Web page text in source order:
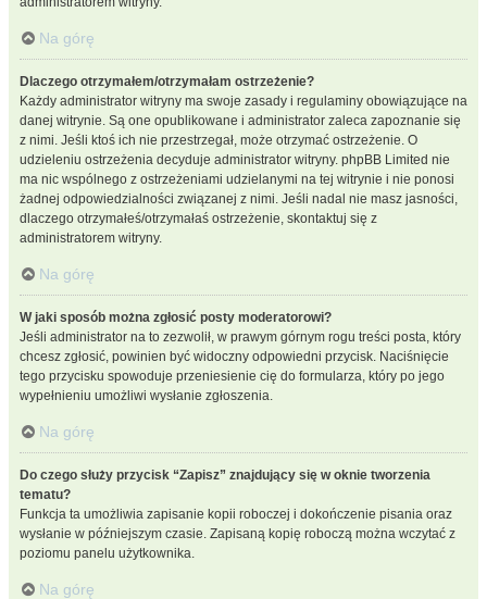
Na górę
Dlaczego otrzymałem/otrzymałam ostrzeżenie?
Każdy administrator witryny ma swoje zasady i regulaminy obowiązujące na
danej witrynie. Są one opublikowane i administrator zaleca zapoznanie się
z nimi. Jeśli ktoś ich nie przestrzegał, może otrzymać ostrzeżenie. O
udzieleniu ostrzeżenia decyduje administrator witryny. phpBB Limited nie
ma nic wspólnego z ostrzeżeniami udzielanymi na tej witrynie i nie ponosi
żadnej odpowiedzialności związanej z nimi. Jeśli nadal nie masz jasności,
dlaczego otrzymałeś/otrzymałaś ostrzeżenie, skontaktuj się z
administratorem witryny.
Na górę
W jaki sposób można zgłosić posty moderatorowi?
Jeśli administrator na to zezwolił, w prawym górnym rogu treści posta, który
chcesz zgłosić, powinien być widoczny odpowiedni przycisk. Naciśnięcie
tego przycisku spowoduje przeniesienie cię do formularza, który po jego
wypełnieniu umożliwi wysłanie zgłoszenia.
Na górę
Do czego służy przycisk “Zapisz” znajdujący się w oknie tworzenia
tematu?
Funkcja ta umożliwia zapisanie kopii roboczej i dokończenie pisania oraz
wysłanie w późniejszym czasie. Zapisaną kopię roboczą można wczytać z
poziomu panelu użytkownika.
Na górę